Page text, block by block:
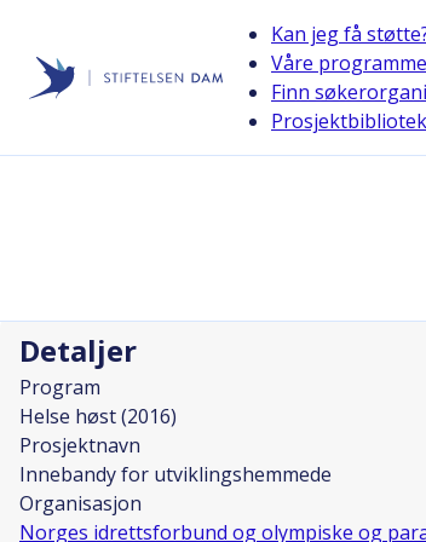
Kan jeg få
Våre
Finn
Prosjektbibliotek
Detaljer
Program
Helse høst (2016)
Prosjektnavn
Innebandy for utviklingshemmede
Organisasjon
Norges idrettsforbund og olympiske og